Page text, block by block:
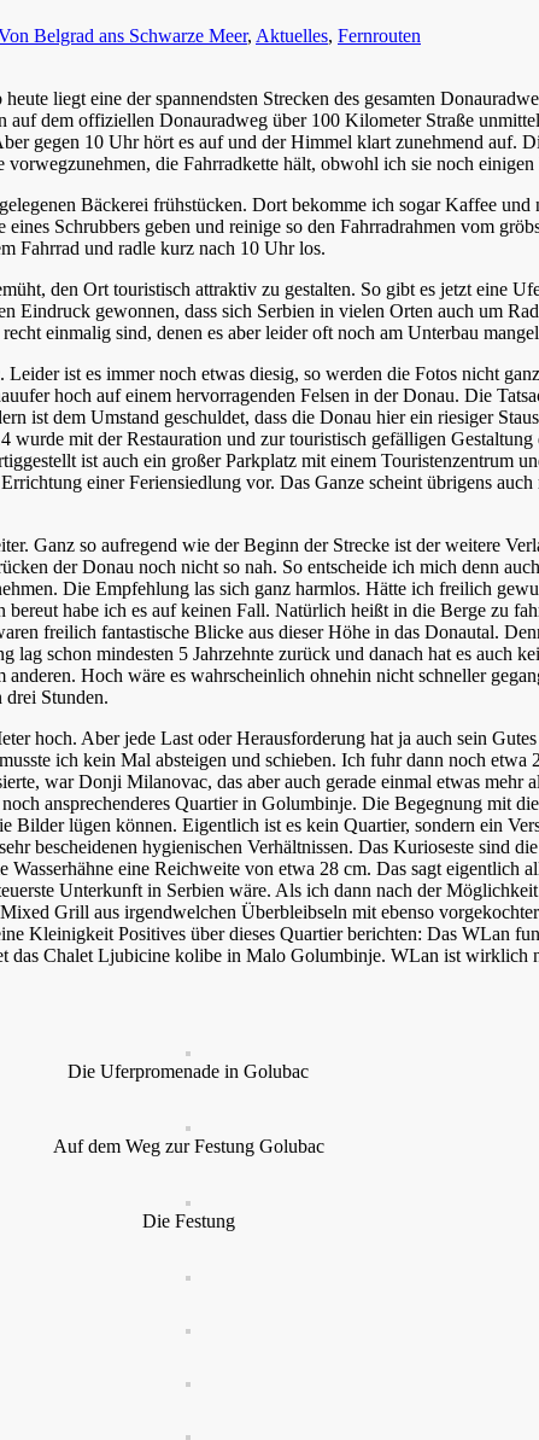
Belgrad ans Schwarze Meer, Aktuelles, Fernrouten
liegt eine der spannendsten Strecken des gesamten
dem offiziellen Donauradweg über 100 Kilometer Straße
gegen 10 Uhr hört es auf und der Himmel klart zunehmend auf.
die Fahrradkette hält, obwohl ich sie noch
Bäckerei frühstücken. Dort bekomme ich sogar Kaffee
Schrubbers geben und reinige so den Fahrradrahmen vom
Fahrrad und radle kurz nach 10 Uhr los.
den Ort touristisch attraktiv zu gestalten. So gibt es jetzt eine
Eindruck gewonnen, dass sich Serbien in vielen Orten auch um
einmalig sind, denen es aber leider oft noch am Unterbau
ist es immer noch etwas diesig, so werden die Fotos nicht
hoch auf einem hervorragenden Felsen in der Donau. Die
ist dem Umstand geschuldet, dass die Donau hier ein riesiger
wurde mit der Restauration und zur touristisch gefälligen
ist auch ein großer Parkplatz mit einem Touristenzentrum
einer Feriensiedlung vor. Das Ganze scheint übrigens
Ganz so aufregend wie der Beginn der Strecke ist der weitere
der Donau noch nicht so nah. So entscheide ich mich denn
Die Empfehlung las sich ganz harmlos. Hätte ich freilich
habe ich es auf keinen Fall. Natürlich heißt in die Berge zu
freilich fantastische Blicke aus dieser Höhe in das Donautal.
schon mindesten 5 Jahrzehnte zurück und danach hat es auch
Hoch wäre es wahrscheinlich ohnehin nicht schneller
drei Stunden.
hoch. Aber jede Last oder Herausforderung hat ja auch sein
ich kein Mal absteigen und schieben. Ich fuhr dann noch etwa
war Donji Milanovac, das aber auch gerade einmal etwas mehr
ansprechenderes Quartier in Golumbinje. Die Begegnung mit
Bilder lügen können. Eigentlich ist es kein Quartier, sondern ein
bescheidenen hygienischen Verhältnissen. Das Kurioseste sind
Wasserhähne eine Reichweite von etwa 28 cm. Das sagt eigentlich
Unterkunft in Serbien wäre. Als ich dann nach der
Grill aus irgendwelchen Überbleibseln mit ebenso
Kleinigkeit Positives über dieses Quartier berichten: Das WLan
das Chalet Ljubicine kolibe in Malo Golumbinje. WLan ist wirklich
Die Uferpromenade in Golubac
Auf dem Weg zur Festung Golubac
Die Festung